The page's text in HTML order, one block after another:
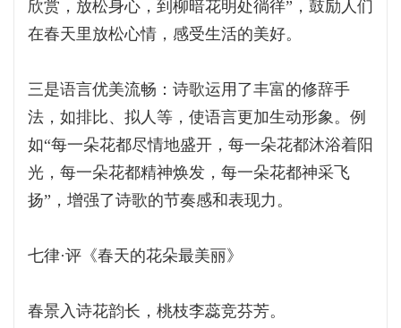
欣赏，放松身心，到柳暗花明处徜徉”，鼓励人们
在春天里放松心情，感受生活的美好。
三是语言优美流畅：诗歌运用了丰富的修辞手
法，如排比、拟人等，使语言更加生动形象。例
如“每一朵花都尽情地盛开，每一朵花都沐浴着阳
光，每一朵花都精神焕发，每一朵花都神采飞
扬”，增强了诗歌的节奏感和表现力。
七律·评《春天的花朵最美丽》
春景入诗花韵长，桃枝李蕊竞芬芳。